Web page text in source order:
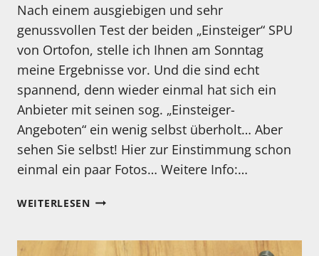
Nach einem ausgiebigen und sehr
genussvollen Test der beiden „Einsteiger“ SPU
von Ortofon, stelle ich Ihnen am Sonntag
meine Ergebnisse vor. Und die sind echt
spannend, denn wieder einmal hat sich ein
Anbieter mit seinen sog. „Einsteiger-
Angeboten“ ein wenig selbst überholt… Aber
sehen Sie selbst! Hier zur Einstimmung schon
einmal ein paar Fotos… Weitere Info:…
WEITERLESENAM
MEIN